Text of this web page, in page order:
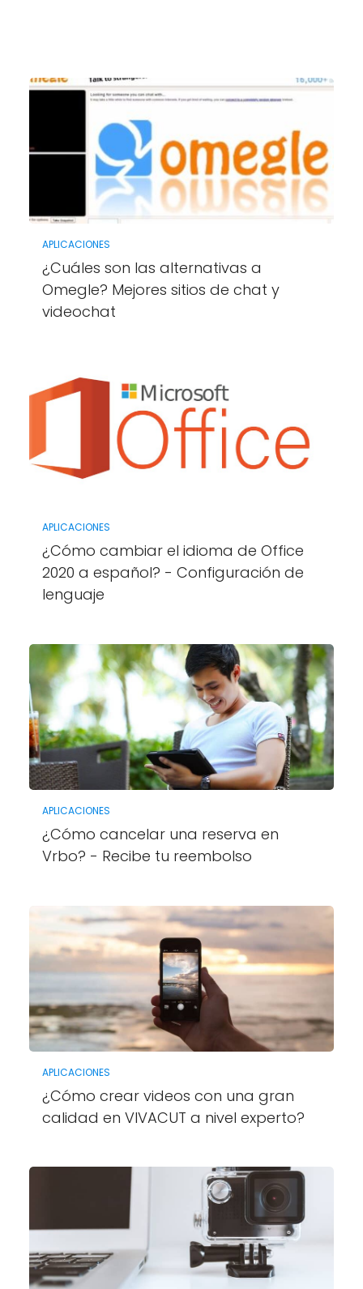
APLICACIONES
¿Cuáles son las alternativas a
Omegle? Mejores sitios de chat y
videochat
APLICACIONES
¿Cómo cambiar el idioma de Office
2020 a español? - Configuración de
lenguaje
APLICACIONES
¿Cómo cancelar una reserva en
Vrbo? - Recibe tu reembolso
APLICACIONES
¿Cómo crear videos con una gran
calidad en VIVACUT a nivel experto?